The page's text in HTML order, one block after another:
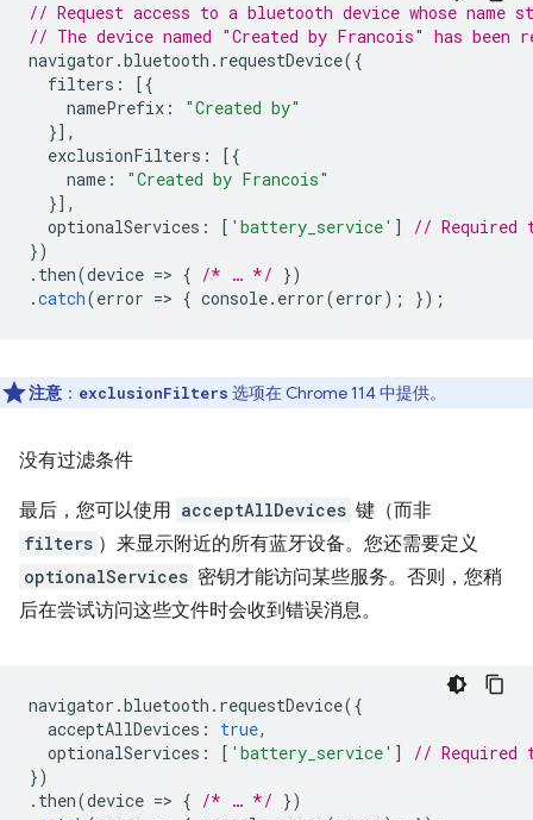
// Request access to a bluetooth device whose
// The device named "Created by Francois" has been
navigator .bluetooth . requestDevice({
filters :
[{
namePrefix :
"Created by"
}],
exclusionFilters :
[{
name :
"Created by Francois"
}],
optionalServices : [ 'battery_service' ]
// Required
})
. then(device => { /* … */ })
.catch(error => { console. error(error); });
注意 ： exclusionFilters 选项在 Chrome 114 中提供。
没有过滤条件
最后，您可以使用 acceptAllDevices 键（而非
filters ）来显示附近的所有蓝牙设备。您还需要定义
optionalServices 密钥才能访问某些服务。否则，您稍
后在尝试访问这些文件时会收到错误消息。
navigator .bluetooth . requestDevice({
acceptAllDevices : true,
optionalServices : [ 'battery_service' ]
// Required
})
. then(device => { /* … */ })